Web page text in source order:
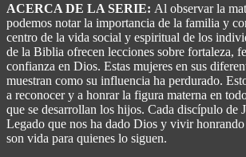
ACERCA DE LA SERIE: Al observar la
podemos notar la importancia de la familia y
centro de la vida social y espiritual de los
de la Biblia ofrecen lecciones sobre fortaleza,
confianza en Dios. Estas mujeres en sus
muestran como su influencia ha perdurado.
a reconocer y a honrar la figura materna en
que se desarrollan los hijos. Cada discípulo de
Legado que nos ha dado Dios y vivir honrando
son vida para quienes lo siguen.